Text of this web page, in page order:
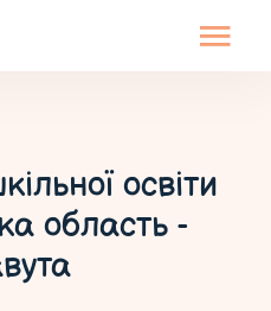
освіти
область -